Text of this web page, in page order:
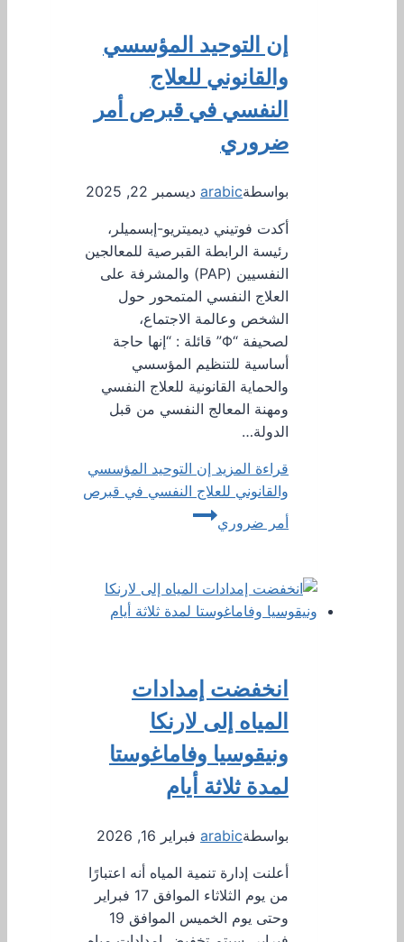
إن التوحيد المؤسسي
والقانوني للعلاج
النفسي في قبرص أمر
ضروري
بواسطةarabic ديسمبر 22, 2025
أكدت فوتيني ديميتريو-إبسميلر،
رئيسة الرابطة القبرصية للمعالجين
النفسيين (PAP) والمشرفة على
العلاج النفسي المتمحور حول
الشخص وعالمة الاجتماع،
لصحيفة “Φ” قائلة : “إنها حاجة
أساسية للتنظيم المؤسسي
والحماية القانونية للعلاج النفسي
ومهنة المعالج النفسي من قبل
الدولة…
قراءة المزيد إن التوحيد المؤسسي
والقانوني للعلاج النفسي في قبرص
أمر ضروري
انخفضت إمدادات
المياه إلى لارنكا
ونيقوسيا وفاماغوستا
لمدة ثلاثة أيام
بواسطةarabic فبراير 16, 2026
أعلنت إدارة تنمية المياه أنه اعتبارًا
من يوم الثلاثاء الموافق 17 فبراير
وحتى يوم الخميس الموافق 19